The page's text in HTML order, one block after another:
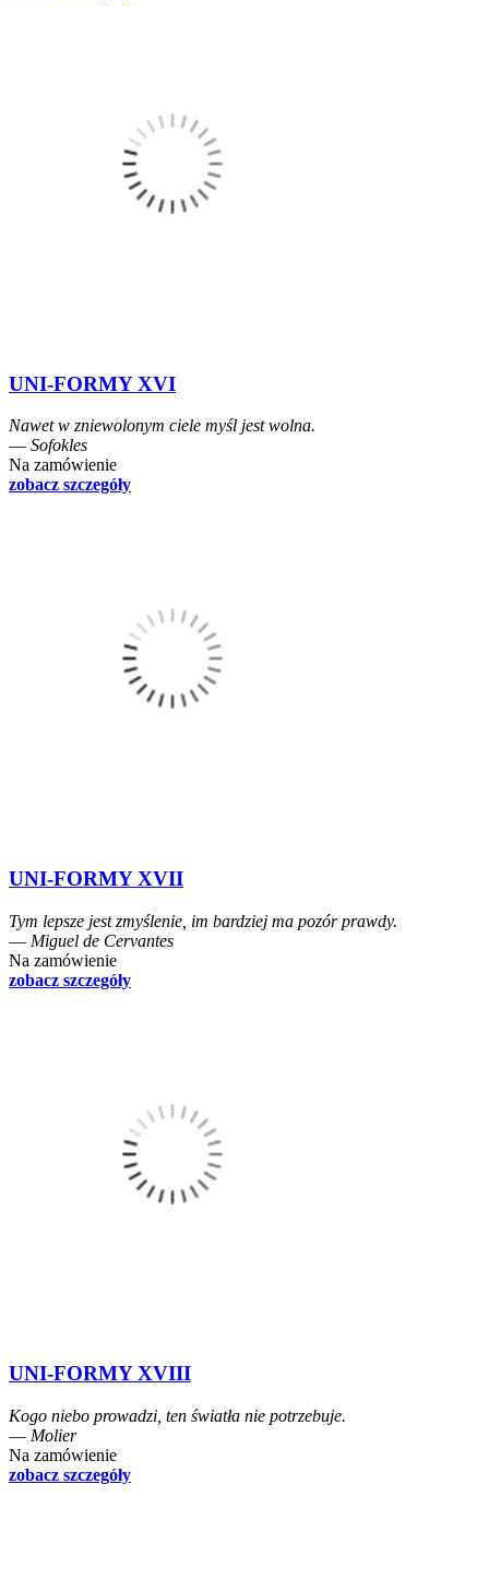
UNI-FORMY XVI
Nawet w zniewolonym ciele myśl jest wolna.
― Sofokles
Na zamówienie
zobacz szczegóły
UNI-FORMY XVII
Tym lepsze jest zmyślenie, im bardziej ma pozór prawdy.
― Miguel de Cervantes
Na zamówienie
zobacz szczegóły
UNI-FORMY XVIII
Kogo niebo prowadzi, ten światła nie potrzebuje.
― Molier
Na zamówienie
zobacz szczegóły